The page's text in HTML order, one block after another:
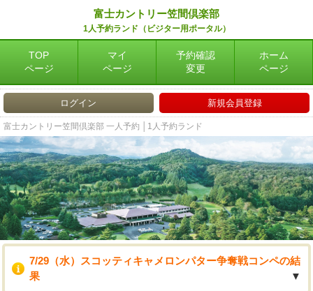
富士カントリー笠間倶楽部
1人予約ランド（ビジター用ポータル）
TOP
ページ
マイ
ページ
予約確認
変更
ホーム
ページ
ログイン 新規会員登録
富士カントリー笠間倶楽部 一人予約 │1人予約ランド
7/29（水）スコッティキャメロンパター争奪戦コンペの結
果
▼